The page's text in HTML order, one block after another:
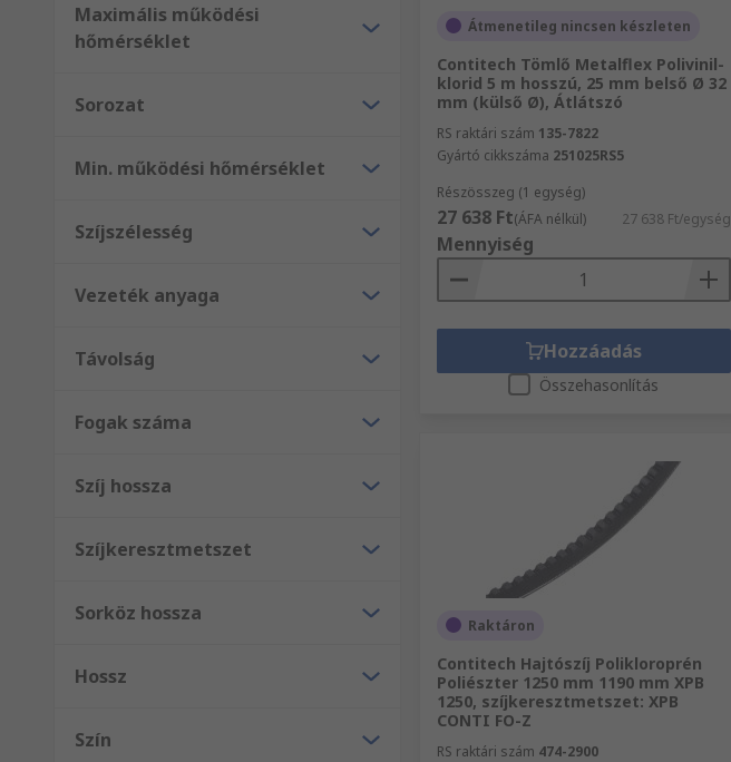
Maximális működési
hőmérséklet
Sorozat
Min. működési hőmérséklet
Szíjszélesség
Vezeték anyaga
Távolság
Fogak száma
Szíj hossza
Szíjkeresztmetszet
Sorköz hossza
Hossz
Szín
Átmenetileg nincsen készleten
Contitech Tömlő Metalflex Polivinil-
klorid 5 m hosszú, 25 mm belső Ø 32
mm (külső Ø), Átlátszó
RS raktári szám 135-7822
Gyártó cikkszáma 251025RS5
Részösszeg (1 egység)
27 638 Ft(ÁFA nélkül) 27 638 Ft/egység
Mennyiség
Hozzáadás
Összehasonlítás
Raktáron
Contitech Hajtószíj Polikloroprén
Poliészter 1250 mm 1190 mm XPB
1250, szíjkeresztmetszet: XPB
CONTI FO-Z
RS raktári szám 474-2900